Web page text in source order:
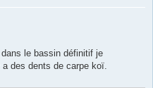
le bassin définitif je
des dents de carpe koï.